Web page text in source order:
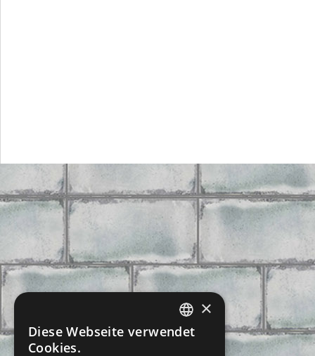
CZECH
×
Diese Webseite verwendet
Cookies.